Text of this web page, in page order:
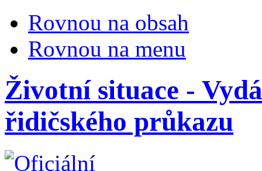
Rovnou na obsah
Rovnou na menu
Životní situace -
řidičského průkazu